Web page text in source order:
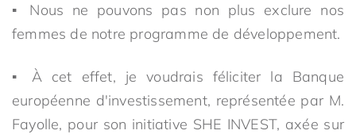
▪ Nous ne pouvons pas non plus exclure nos
femmes de notre programme de développement.
▪ À cet effet, je voudrais féliciter la Banque
européenne d'investissement, représentée par M.
Fayolle, pour son initiative SHE INVEST, axée sur